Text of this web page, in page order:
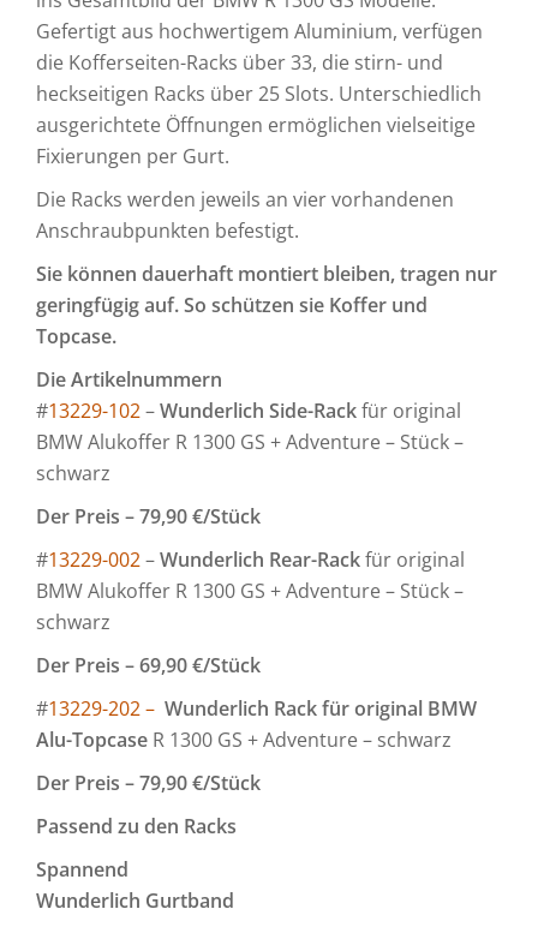
Gefertigt aus hochwertigem Aluminium, verfügen
die Kofferseiten-Racks über 33, die stirn- und
heckseitigen Racks über 25 Slots. Unterschiedlich
ausgerichtete Öffnungen ermöglichen vielseitige
Fixierungen per Gurt.
Die Racks werden jeweils an vier vorhandenen
Anschraubpunkten befestigt.
Sie können dauerhaft montiert bleiben, tragen nur
geringfügig auf. So schützen sie Koffer und
Topcase.
Die Artikelnummern
#13229-102–Wunderlich Side-Rackfür original
BMW Alukoffer R 1300 GS + Adventure – Stück –
schwarz
Der Preis – 79,90 €/Stück
#13229-002–Wunderlich Rear-Rackfür original
BMW Alukoffer R 1300 GS + Adventure – Stück –
schwarz
Der Preis – 69,90 €/Stück
#13229-202 – Wunderlich Rack für original BMW
Alu-Topcase R 1300 GS + Adventure – schwarz
Der Preis – 79,90 €/Stück
Passend zu den Racks
Spannend
Wunderlich Gurtband